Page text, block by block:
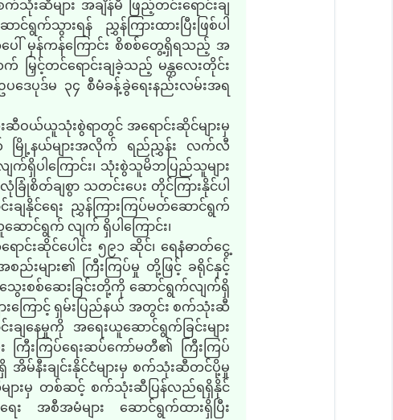
ဆီများ အချိန်မီ ဖြည့်တင်းရောင်းချ
က်သွားရန် ညွှန်ကြားထားပြီးဖြစ်ပါ
ပေါ် မှန်ကန်ကြောင်း စိစစ်တွေ့ရှိရသည့် အ
မြှင့်တင်ရောင်းချခဲ့သည့် မန္တလေးတိုင်း
ဒေပုဒ်မ ၃၄ စီမံခန့်ခွဲရေးနည်းလမ်းအရ
ဆီဝယ်ယူသုံးစွဲရာတွင် အရောင်းဆိုင်များမှ
အတွက် မြို့နယ်များအလိုက် ရည်ညွှန်း လက်လီ
က်ရှိပါကြောင်း၊ သုံးစွဲသူမိဘပြည်သူများ
ြုံစိတ်ချစွာ သတင်းပေး တိုင်ကြားနိုင်ပါ
ျနိုင်ရေး ညွှန်ကြားကြပ်မတ်ဆောင်ရွက်
ာင်ရွက် လျက် ရှိပါကြောင်း၊
င်းဆိုင်ပေါင်း ၅၉၁ ဆိုင်၊ ရေနံဓာတ်ငွေ့
များ၏ ကြီးကြပ်မှု တို့ဖြင့် ခရိုင်နှင့်
သွေးစစ်ဆေးခြင်းတို့ကို ဆောင်ရွက်လျက်ရှိ
းကြောင့် ရှမ်းပြည်နယ် အတွင်း စက်သုံးဆီ
ချနေမှုကို အရေးယူဆောင်ရွက်ခြင်းများ
ကြီးကြပ်ရေးဆပ်ကော်မတီ၏ ကြီးကြပ်
အိမ်နီးချင်းနိုင်ငံများမှ စက်သုံးဆီတင်ပို့မှု
ားမှ တစ်ဆင့် စက်သုံးဆီပြန်လည်ရရှိနိုင်
း အစီအမံများ ဆောင်ရွက်ထားရှိပြီး